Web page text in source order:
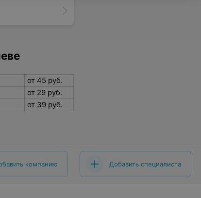
от 45 руб.
от 29 руб.
от 39 руб.
компанию Добавить специалиста